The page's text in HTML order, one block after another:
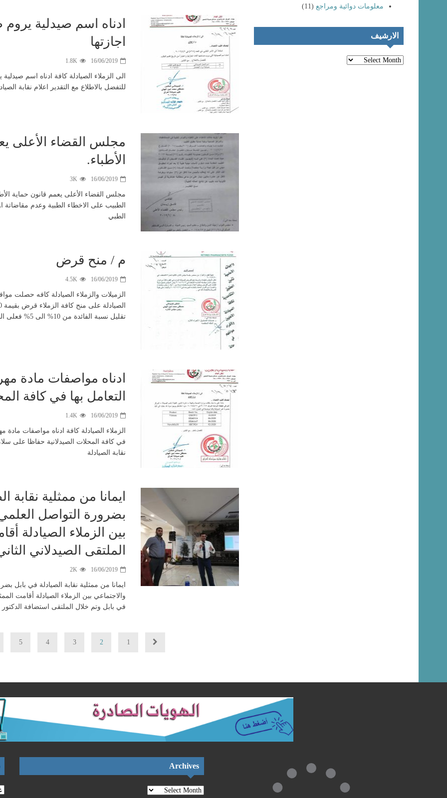
معلومات دوائية ومراجع (11)
الارشيف
الارشيف
ادناه اسم صيدلية يروم
اجازتها
16/06/2019
1.8K
الى الزملاء الصيادلة كافة ادناه اسم صيدلية
للتفضل بالاطلاع مع التقدير اعلام نقابة
مجلس القضاء الأعلى
الأطباء.
16/06/2019
3K
مجلس القضاء الأعلى يعمم قانون حماية
الطبيب على الاخطاء الطبية وعدم مقاضاتة
الطبي
م / منح قرض
16/06/2019
4.5K
الزميلات والزملاء الصيادلة كافه حصلت
تقليل نسبة الفائدة من 10% الى 5% فعلى الصيادلة الراغبين بالحصول على
ادناه مواصفات مادة
التعامل بها في كافة
16/06/2019
1.4K
الزملاء الصيادلة كافة ادناه مواصفات مادة
في كافة المحلات الصيدلانية حفاظا على
نقابة الصيادلة
ايمانا من ممثلية نقابة
بضرورة التواصل
بين الزملاء الصيادلة
الملتقى الصيدلاني
16/06/2019
2K
ايمانا من ممثلية نقابة الصيادلة في بابل
والاجتماعي بين الزملاء الصيادلة أقامت
في بابل وتم خلال الملتقى استضافة
1
2
3
4
5
حيدر فؤاد
تنويه …
الثلاثاء المصادف
٣ ايلول ٢٠٢٤
الطبية
لعام (٢٠٢٤) إلى
نقابة صيادلة
Archives
Archives